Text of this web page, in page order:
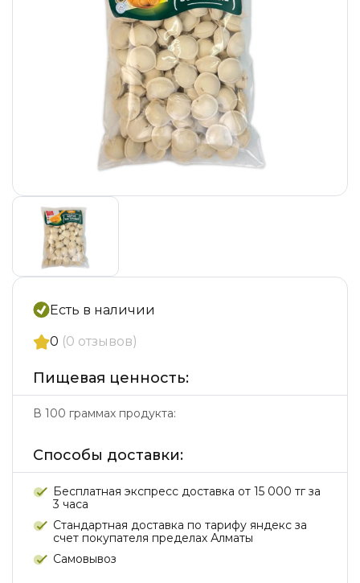
Есть в наличии
0 (0 отзывов)
Пищевая ценность:
В 100 граммах продукта:
Способы доставки:
Бесплатная экспресс доставка от 15 000 тг за
3 часа
Стандартная доставка по тарифу яндекс за
счет покупателя пределах Алматы
Самовывоз